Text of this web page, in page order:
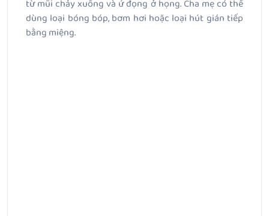
từ mũi chảy xuống và ứ đọng ở họng. Cha mẹ có thể
dùng loại bóng bóp, bơm hơi hoặc loại hút gián tiếp
bằng miệng.